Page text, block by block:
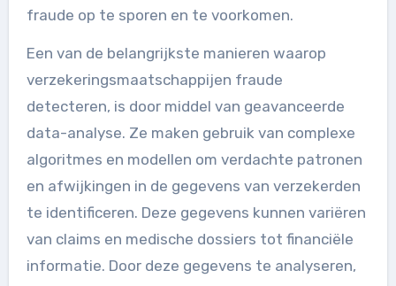
fraude op te sporen en te voorkomen.
Een van de belangrijkste manieren waarop
verzekeringsmaatschappijen fraude
detecteren, is door middel van geavanceerde
data-analyse. Ze maken gebruik van complexe
algoritmes en modellen om verdachte patronen
en afwijkingen in de gegevens van verzekerden
te identificeren. Deze gegevens kunnen variëren
van claims en medische dossiers tot financiële
informatie. Door deze gegevens te analyseren,